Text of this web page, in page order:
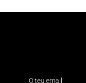
O teu email: